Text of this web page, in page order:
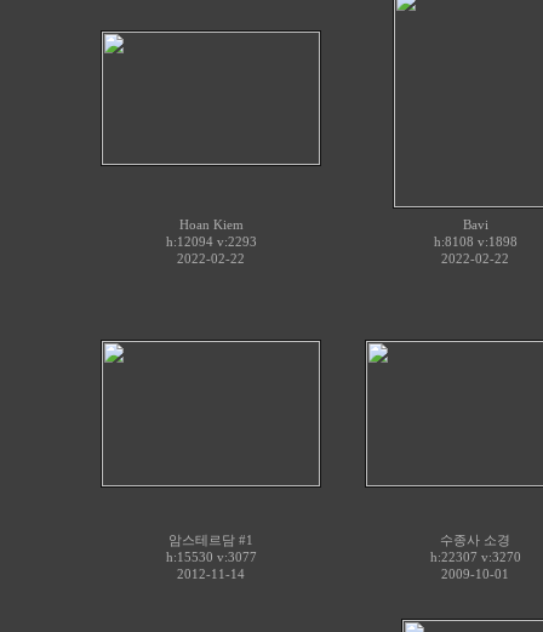
Hoan Kiem
h:12094 v:2293
2022-02-22
Bavi
h:8108 v:1898
2022-02-22
암스테르담 #1
h:15530 v:3077
2012-11-14
수종사 소경
h:22307 v:3270
2009-10-01